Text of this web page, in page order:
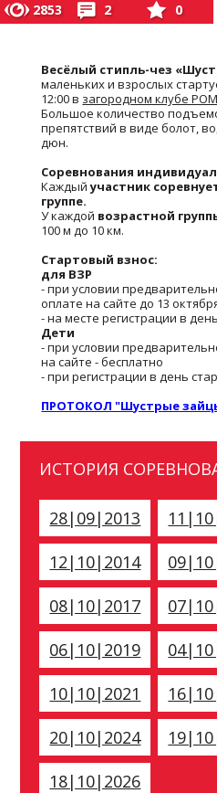
2853 2 0
Весёлый стипль-чез
маленьких и взрослых
12:00 в загородном клубе
Большое количество
препятствий в виде болот,
дюн.
Соревнования
Каждыйучастник
группе.
У каждой возрастной
100 м до 10 км.
Стартовый взнос:
для ВЗР
- при условии
оплате на сайте до 13
- на месте регистрации в
Дети
- при условии
на сайте - бесплатно
- при регистрации в день
ПРОТОКОЛ "Шустрые
ИСТОРИЯ
28|09|2013
12|10|2014
08|10|2017
06|10|2019
10|10|2021
20|10|2024
18|10|2026